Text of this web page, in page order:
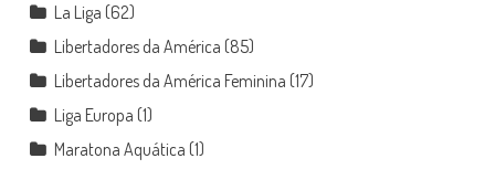
La Liga (62)
Libertadores da América (85)
Libertadores da América Feminina (17)
Liga Europa (1)
Maratona Aquática (1)